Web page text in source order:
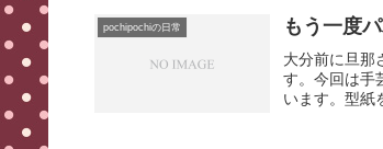
pochipochiの日常 もう一度
大分前に旦那
す。今回は手
います。型紙